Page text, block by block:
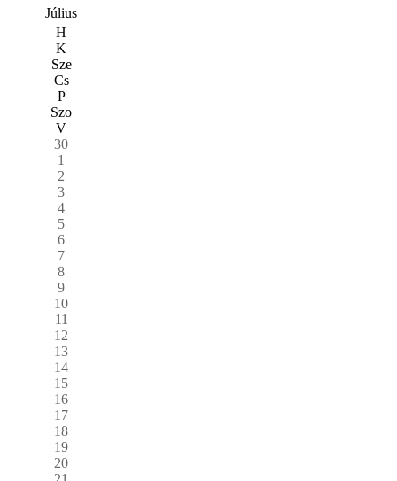
Július
H
K
Sze
Cs
P
Szo
V
30
1
2
3
4
5
6
7
8
9
10
11
12
13
14
15
16
17
18
19
20